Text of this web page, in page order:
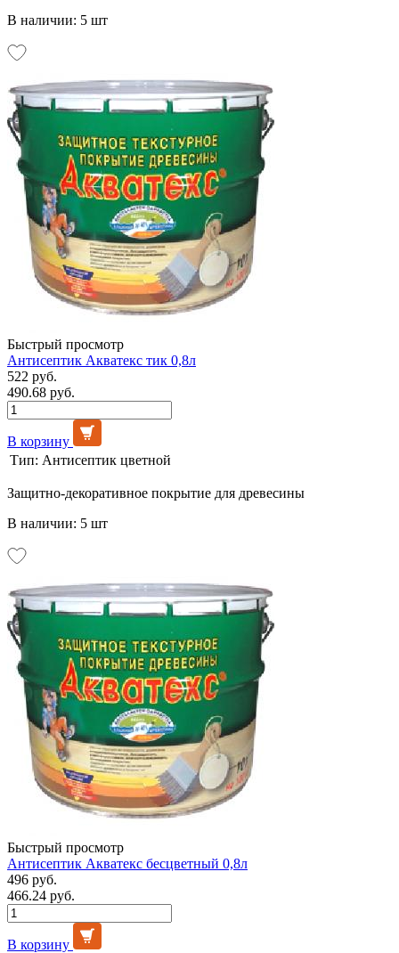
В наличии: 5 шт
Быстрый просмотр
Антисептик Акватекс тик 0,8л
522 руб.
490.68 руб.
В корзину
Тип: Антисептик цветной
Защитно-декоративное покрытие для древесины
В наличии: 5 шт
Быстрый просмотр
Антисептик Акватекс бесцветный 0,8л
496 руб.
466.24 руб.
В корзину